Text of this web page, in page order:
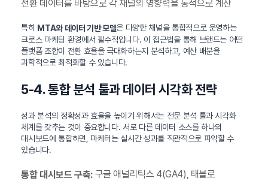
전환 데이터를 바탕으로 각 채널의 영향력을 동적으로 계산
특히 MTA와 데이터 기반 모델은 다양한 채널을 통합적으로 운영하는
크로스 마케팅 환경에서 필수적입니다. 이 접근법을 통해 브랜드는 어떤
플랫폼 조합이 전환 효율을 극대화하는지 분석하고, 예산 배분을
과학적으로 최적화할 수 있습니다.
5-4. 통합 분석 툴과 데이터 시각화 전략
성과 분석의 정확성과 효율을 높이기 위해서는 전문 분석 툴과 시각화
체계를 갖추는 것이 중요합니다. 서로 다른 데이터 소스를 하나의
대시보드에 통합하면, 마케터는 실시간 성과를 직관적으로 파악할 수
있습니다.
통합 대시보드 구축:구글 애널리틱스 4(GA4), 태블로